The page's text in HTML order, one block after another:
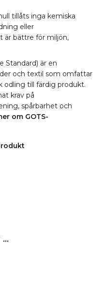
tillåts inga kemiska
eller
är bättre för miljön,
Standard) är en
och textil som omfattar
odling till färdig produkt.
krav på
spårbarhet och
om GOTS-
…